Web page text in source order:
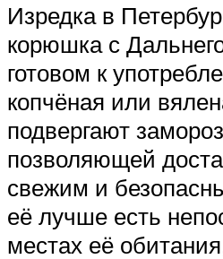
Изредка в
корюшка с
готовом к
копчёная или
подвергают
позволяющей
свежим и
её лучше есть
местах её